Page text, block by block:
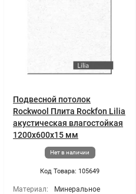
Подвесной потолок
Rockwool Плита Rockfon Lilia
акустическая влагостойкая
1200x600x15 мм
Нет в наличии
Код Товара: 105649
Материал:
Минеральное